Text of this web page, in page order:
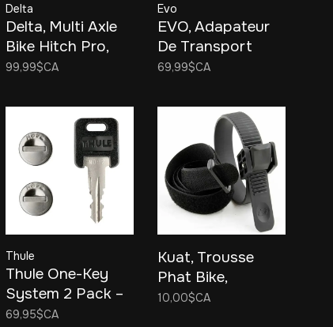
Delta
Delta, Multi Axle
Bike Hitch Pro,
Porte-vélos pour
camionnette,
99,99$CA
Evo
EVO, Adapateur
De Transport
69,99$CA
Thule
Thule One-Key
System 2 Pack –
Ensemble de 2
69,95$CA
Kuat, Trousse
Phat Bike,
Courroie pour
10,00$CA